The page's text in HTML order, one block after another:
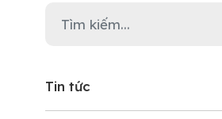
Tin tức